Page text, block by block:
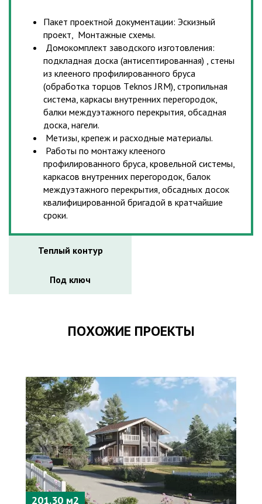
Пакет проектной документации: Эскизный
проект, Монтажные схемы.
Домокомплект заводского изготовления:
подкладная доска (антисептированная) , стены
из клееного профилированного бруса
(обработка торцов Тeknos JRM), стропильная
система, каркасы внутренних перегородок,
балки междуэтажного перекрытия, обсадная
доска, нагели.
Метизы, крепеж и расходные материалы.
Работы по монтажу клееного
профилированного бруса, кровельной системы,
каркасов внутренних перегородок, балок
междуэтажного перекрытия, обсадных досок
квалифицированной бригадой в кратчайшие
сроки.
Теплый контур
Под ключ
ПОХОЖИЕ ПРОЕКТЫ
201.30 м2